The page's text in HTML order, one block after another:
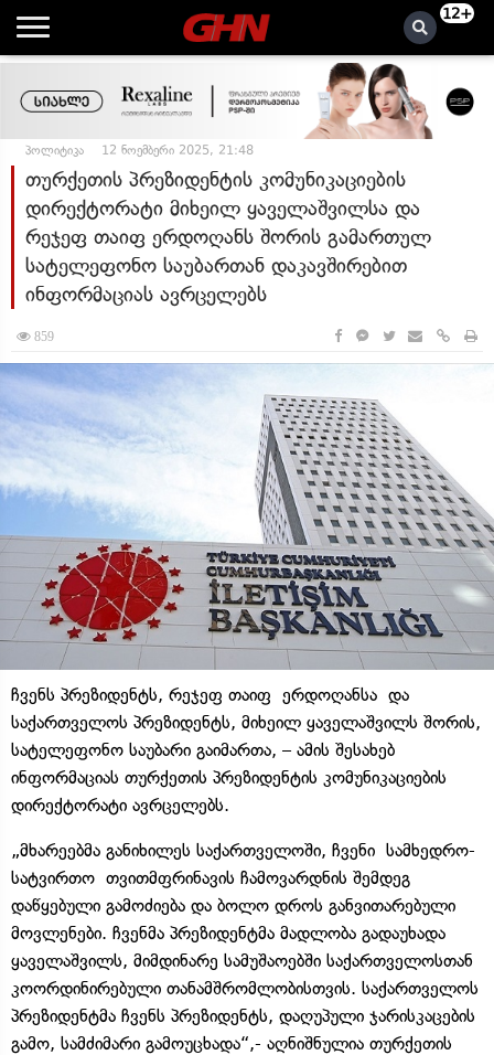
12+
პოლიტიკა 12 ნოემბერი 2025, 21:48
თურქეთის პრეზიდენტის კომუნიკაციების
დირექტორატი მიხეილ ყაველაშვილსა და
რეჯეფ თაიფ ერდოღანს შორის გამართულ
სატელეფონო საუბართან დაკავშირებით
ინფორმაციას ავრცელებს
859
ჩვენს პრეზიდენტს, რეჯეფ თაიფ ერდოღანსა და
საქართველოს პრეზიდენტს, მიხეილ ყაველაშვილს შორის,
სატელეფონო საუბარი გაიმართა, – ამის შესახებ
ინფორმაციას თურქეთის პრეზიდენტის კომუნიკაციების
დირექტორატი ავრცელებს.
„მხარეებმა განიხილეს საქართველოში, ჩვენი სამხედრო-
სატვირთო თვითმფრინავის ჩამოვარდნის შემდეგ
დაწყებული გამოძიება და ბოლო დროს განვითარებული
მოვლენები. ჩვენმა პრეზიდენტმა მადლობა გადაუხადა
ყაველაშვილს, მიმდინარე სამუშაოებში საქართველოსთან
კოორდინირებული თანამშრომლობისთვის. საქართველოს
პრეზიდენტმა ჩვენს პრეზიდენტს, დაღუპული ჯარისკაცების
გამო, სამძიმარი გამოუცხადა“,- აღნიშნულია თურქეთის